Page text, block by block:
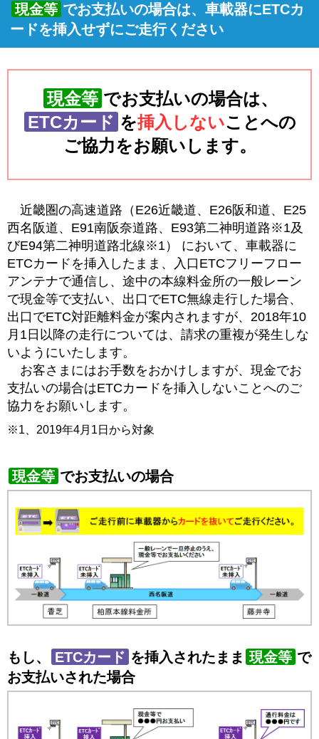
現金等 でお支払いの場合は、車載器にETCカ
ードを挿入せずにご走行ください
現金等 でお支払いの場合は、
ETCカード を挿入しないことへの
ご協力をお願いします。
近畿圏の高速道路（E26近畿道、E26阪和道、E25
西名阪道、E91南阪奈道路、E93第二神明道路※1及
びE94第二神明道路北線※1） において、車載器に
ETCカードを挿入したまま、入口ETCフリーフロー
アンテナで通信し、途中の本線料金所の一般レーン
で現金等で支払い、出口でETC無線走行した場合、
出口でETC対距離料金が案内されますが、2018年10
月1日以降の走行については、請求の重複が発生しな
いようにいたします。
お客さまにはお手数をおかけしますが、現金でお
支払いの場合はETCカードを挿入しないことへのご
協力をお願いします。
※1、2019年4月1日から対象
現金等 でお支払いの場合
もし、 ETCカード を挿入されたまま 現金等 で
お支払いされた場合